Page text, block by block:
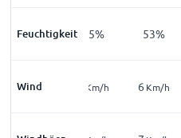
Feuchtigkeit
98% 85% 53%
Wind
5Km/h Km/h 6 Km/h